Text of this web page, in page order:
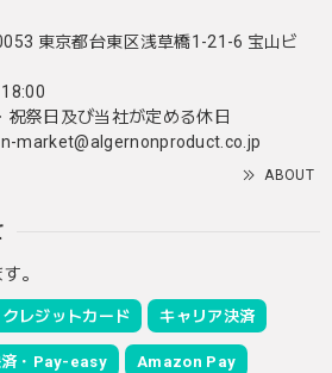
東京都台東区浅草橋1-21-6 宝山ビ
祝祭日及び当社が定める休日
market@algernonproduct.co.jp
ABOUT
。
クレジットカード キャリア決済
済・Pay-easy Amazon Pay